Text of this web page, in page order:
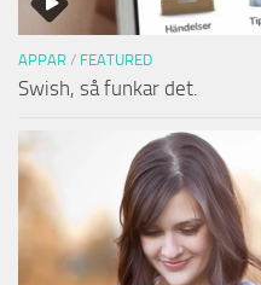
APPAR / FEATURED
Swish, så funkar det.